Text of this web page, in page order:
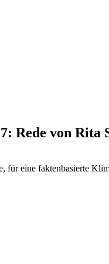
Rede von
für eine faktenbasierte